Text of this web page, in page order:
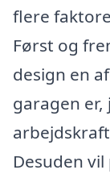
flere
Først og
design en
garagen
Desuden